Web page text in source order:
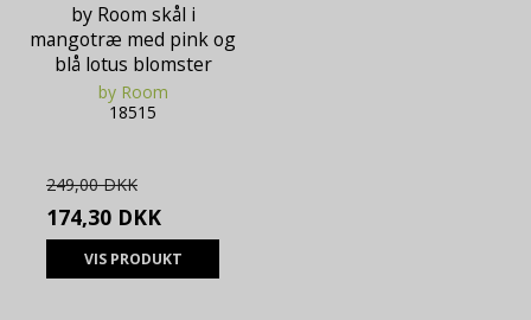
by Room skål i
mangotræ med pink og
blå lotus blomster
by Room
18515
249,00 DKK
174,30 DKK
VIS PRODUKT